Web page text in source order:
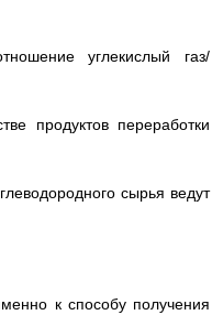
углекислый газ/
продуктов переработки
сырья ведут
к способу получения